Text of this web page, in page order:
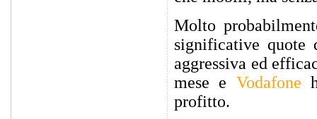
Molto
significative
aggressiva ed
mese e Vodafone
profitto.